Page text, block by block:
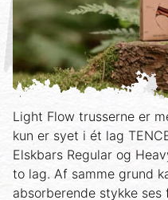
Light Flow trusserne er
kun er syet i ét lag
Elskbars Regular og
to lag. Af samme grund
absorberende stykke ses